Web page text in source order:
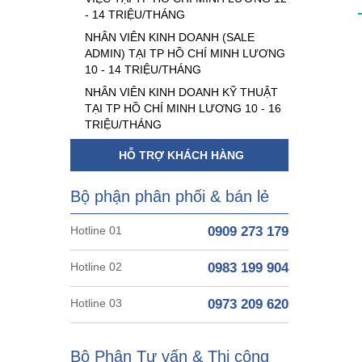
- 14 TRIỆU/THÁNG
NHÂN VIÊN KINH DOANH (SALE
ADMIN) TẠI TP HỒ CHÍ MINH LƯƠNG
10 - 14 TRIỆU/THÁNG
NHÂN VIÊN KINH DOANH KỸ THUẬT
TẠI TP HỒ CHÍ MINH LƯƠNG 10 - 16
TRIỆU/THÁNG
HỖ TRỢ KHÁCH HÀNG
Bộ phận phân phối & bán lẻ
Hotline 01 0909 273 179
Hotline 02 0983 199 904
Hotline 03 0973 209 620
Bộ Phận Tư vấn & Thi công